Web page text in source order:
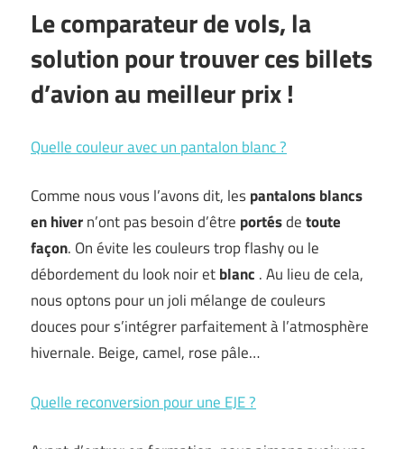
Le comparateur de vols, la
solution pour trouver ces billets
d’avion au meilleur prix !
Quelle couleur avec un pantalon blanc ?
Comme nous vous l’avons dit, lespantalons blancs
en hivern’ont pas besoin d’être portésdetoute
façon. On évite les couleurs trop flashy ou le
débordement du look noir etblanc . Au lieu de cela,
nous optons pour un joli mélange de couleurs
douces pour s’intégrer parfaitement à l’atmosphère
hivernale. Beige, camel, rose pâle…
Quelle reconversion pour une EJE ?